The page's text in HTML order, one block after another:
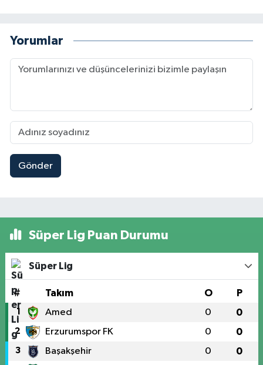
Yorumlar
Gönder
Süper Lig Puan Durumu
Süper Lig
# Takım O P
1 Amed 0 0
2 Erzurumspor FK 0 0
3 Başakşehir 0 0